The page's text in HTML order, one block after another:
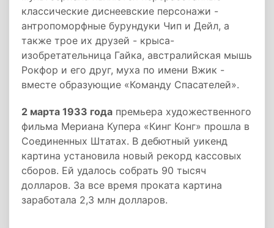
классические диснеевские персонажи -
антропоморфные бурундуки Чип и Дейл, а
также трое их друзей - крыса-
изобретательница Гайка, австралийская мышь
Рокфор и его друг, муха по имени Вжик -
вместе образующие «Команду Спасателей».
2 марта 1933 года премьера художественного
фильма Мериана Купера «Кинг Конг» прошла в
Соединенных Штатах. В дебютный уикенд
картина установила новый рекорд кассовых
сборов. Ей удалось собрать 90 тысяч
долларов. За все время проката картина
заработала 2,3 млн долларов.